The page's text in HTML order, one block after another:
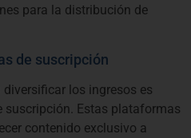
para la distribución de
de suscripción
los ingresos es
suscripción. Estas plataformas
contenido exclusivo a